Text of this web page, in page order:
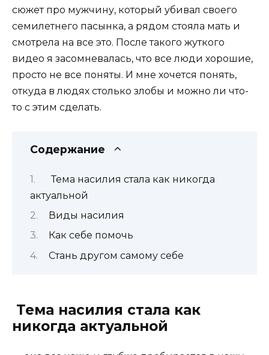
сюжет про мужчину, который убивал своего
семилетнего пасынка, а рядом стояла мать и
смотрела на все это. После такого жуткого
видео я засомневалась, что все люди хорошие,
просто не все поняты. И мне хочется понять,
откуда в людях столько злобы и можно ли что-
то с этим сделать.
Содержание
Тема насилия стала как никогда
актуальной
Виды насилия
Как себе помочь
Стань другом самому себе
Тема насилия стала как
никогда актуальной